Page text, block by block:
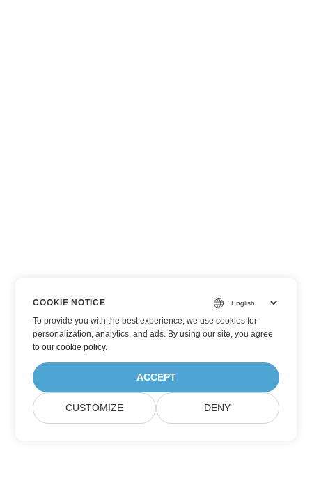
COOKIE NOTICE
To provide you with the best experience, we use cookies for
personalization, analytics, and ads. By using our site, you agree
toour cookie policy.
ACCEPT
CUSTOMIZE DENY